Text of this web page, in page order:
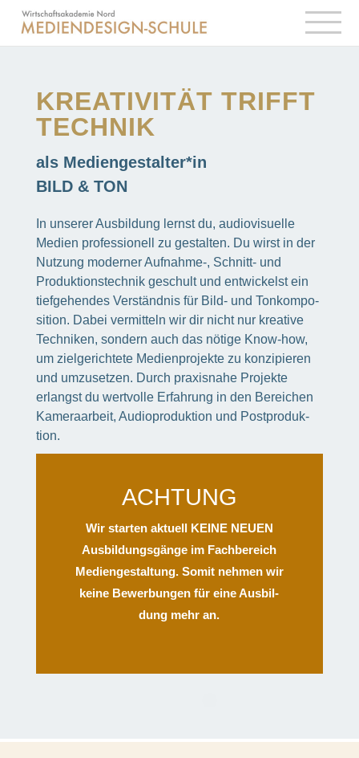
KREA­TI­VI­TÄT TRIFFT
TECH­NIK
als Mediengestalter*in
BILD & TON
In unse­rer Ausbil­dung lernst du, audio­vi­su­elle
Medien profes­sio­nell zu gestal­ten. Du wirst in der
Nutzung moder­ner Aufnahme‑, Schnitt- und
Produk­ti­ons­tech­nik geschult und entwi­ckelst ein
tief­ge­hen­des Verständ­nis für Bild- und Tonkom­po­
si­tion. Dabei vermit­teln wir dir nicht nur krea­tive
Tech­ni­ken, sondern auch das nötige Know-how,
um ziel­ge­rich­tete Medi­en­pro­jekte zu konzi­pie­ren
und umzu­set­zen. Durch praxis­nahe Projekte
erlangst du wert­volle Erfah­rung in den Berei­chen
Kame­ra­ar­beit, Audio­pro­duk­tion und Post­pro­duk­
tion.
ACHTUNG
Wir star­ten aktu­ell KEINE NEUEN
Ausbil­dungs­gänge im Fach­be­reich
Medi­en­ge­stal­tung. Somit nehmen wir
keine Bewer­bun­gen für eine Ausbil­
dung mehr an.